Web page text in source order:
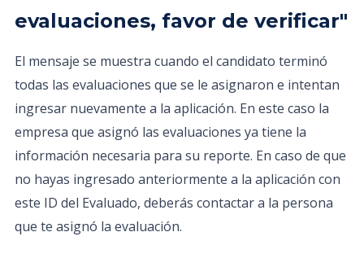
evaluaciones, favor de verificar"
El mensaje se muestra cuando el candidato terminó
todas las evaluaciones que se le asignaron e intentan
ingresar nuevamente a la aplicación. En este caso la
empresa que asignó las evaluaciones ya tiene la
información necesaria para su reporte. En caso de que
no hayas ingresado anteriormente a la aplicación con
este ID del Evaluado, deberás contactar a la persona
que te asignó la evaluación.